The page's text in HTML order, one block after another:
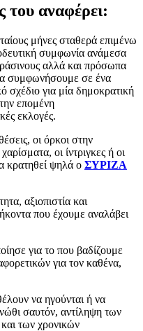
του αναφέρει:
μήνες σταθερά επιμένω
συμφωνία ανάμεσα
αλλά και πρόσωπα
συμφωνήσουμε σε ένα
σχέδιο για μία δημοκρατική
επομένη
εκλογές.
οι όρκοι στην
οι ίντριγκες ή οι
κρατηθεί ψηλά ο ΣΥΡΙΖΑ
αξιοπιστία και
που έχουμε αναλάβει
για το που βαδίζουμε
για τον καθένα,
να ηγούνται ή να
σαυτόν, αντίληψη των
των χρονικών